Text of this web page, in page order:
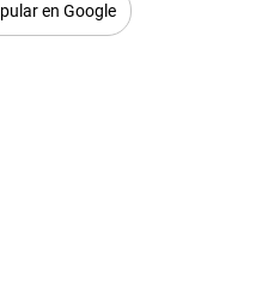
en Google